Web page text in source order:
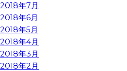
2018年7月
2018年6月
2018年5月
2018年4月
2018年3月
2018年2月